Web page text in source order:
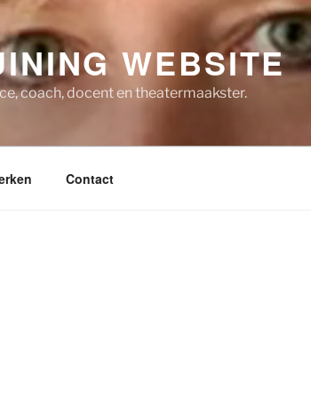
WEBSITE
coach, docent en theatermaakster.
Contact